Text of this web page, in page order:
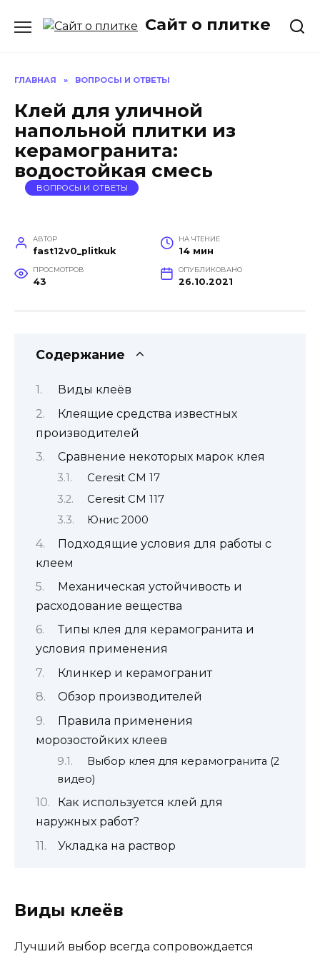
Сайт о плитке
ГЛАВНАЯ » ВОПРОСЫ И ОТВЕТЫ
Клей для уличной
напольной плитки из
керамогранита:
водостойкая смесь
ВОПРОСЫ И ОТВЕТЫ
АВТОР
fast12v0_plitkuk
НА ЧТЕНИЕ
14 мин
ПРОСМОТРОВ
43
ОПУБЛИКОВАНО
26.10.2021
Содержание
Виды клеёв
Клеящие средства известных
производителей
Сравнение некоторых марок клея
Ceresit CM 17
Ceresit CM 117
Юнис 2000
Подходящие условия для работы с
клеем
Механическая устойчивость и
расходование вещества
Типы клея для керамогранита и
условия применения
Клинкер и керамогранит
Обзор производителей
Правила применения
морозостойких клеев
Выбор клея для керамогранита (2
видео)
Как используется клей для
наружных работ?
Укладка на раствор
Виды клеёв
Лучший выбор всегда сопровождается